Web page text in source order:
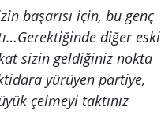
başarısı için, bu genç
diğer eski
sizin geldiğiniz nokta
yürüyen partiye,
çelmeyi taktınız